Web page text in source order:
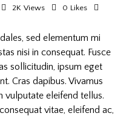
2K Views 0 Likes
sed elementum mi
nisi in consequat. Fusce
sollicitudin, ipsum eget
Cras dapibus. Vivamus
vulputate eleifend tellus.
vitae, eleifend ac,